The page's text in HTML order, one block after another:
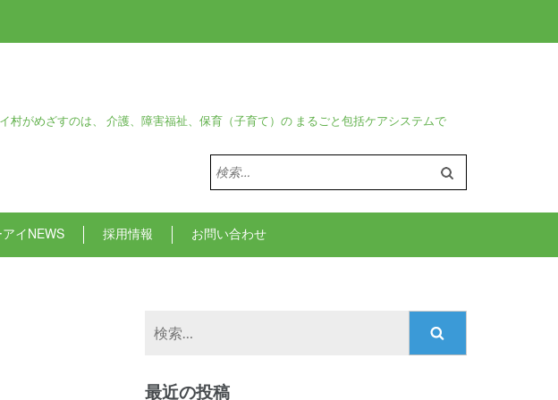
がめざすのは、 介護、障害福祉、保育（子育て）の まるごと包括ケアシステムで
検
索:
イNEWS 採用情報 お問い合わせ
最近の投稿